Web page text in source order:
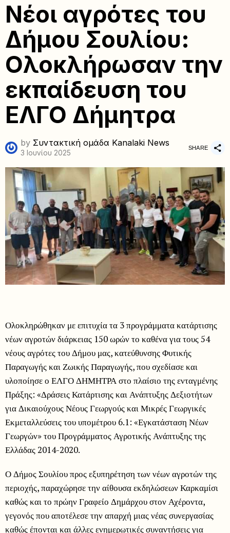
Νέοι αγρότες του
Δήμου Σουλίου:
Ολοκλήρωσαν την
εκπαίδευση του
ΕΛΓΟ Δήμητρα
by Συντακτική ομάδα Kanalaki News
3 Ιουνίου 2025
SHARE
Ολοκληρώθηκαν με επιτυχία τα 3 προγράμματα κατάρτισης
νέων αγροτών διάρκειας 150 ωρών το καθένα για τους 54
νέους αγρότες του Δήμου μας, κατεύθυνσης Φυτικής
Παραγωγής και Ζωικής Παραγωγής, που σχεδίασε και
υλοποίησε ο ΕΛΓΟ ΔΗΜΗΤΡΑ στο πλαίσιο της ενταγμένης
Πράξης: «Δράσεις Κατάρτισης και Ανάπτυξης Δεξιοτήτων
για Δικαιούχους Νέους Γεωργούς και Μικρές Γεωργικές
Εκμεταλλεύσεις του υπομέτρου 6.1: «Εγκατάσταση Νέων
Γεωργών» του Προγράμματος Αγροτικής Ανάπτυξης της
Ελλάδας 2014-2020.
Ο Δήμος Σουλίου προς εξυπηρέτηση των νέων αγροτών της
περιοχής, παραχώρησε την αίθουσα εκδηλώσεων Καρκαμίσι
καθώς και το πρώην Γραφείο Δημάρχου στον Αχέροντα,
γεγονός που αποτέλεσε την απαρχή μιας νέας συνεργασίας
καθώς έπονται και άλλες ενημερωτικές συναντήσεις για